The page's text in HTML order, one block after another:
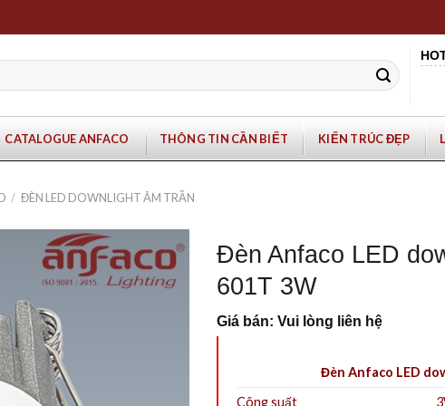
CATALOGUE ANFACO THÔNG TIN CẦN BIẾT KIẾN TRÚC ĐẸP
/ ĐÈN LED DOWNLIGHT ÂM TRẦN
Đèn Anfaco LED
601T 3W
Giá bán: Vui lòng liên hệ
Đèn Anfaco LED
Công suất